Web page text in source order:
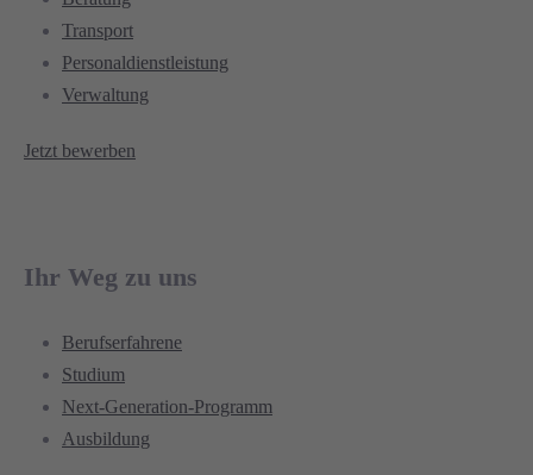
Transport
Personaldienstleistung
Verwaltung
Jetzt bewerben
Ihr Weg zu uns
Berufserfahrene
Studium
Next-Generation-Programm
Ausbildung